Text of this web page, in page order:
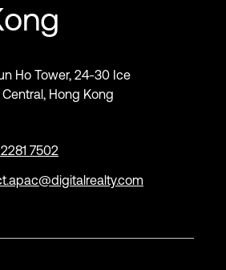
Ho Tower, 24-30 Ice
Hong Kong
7502